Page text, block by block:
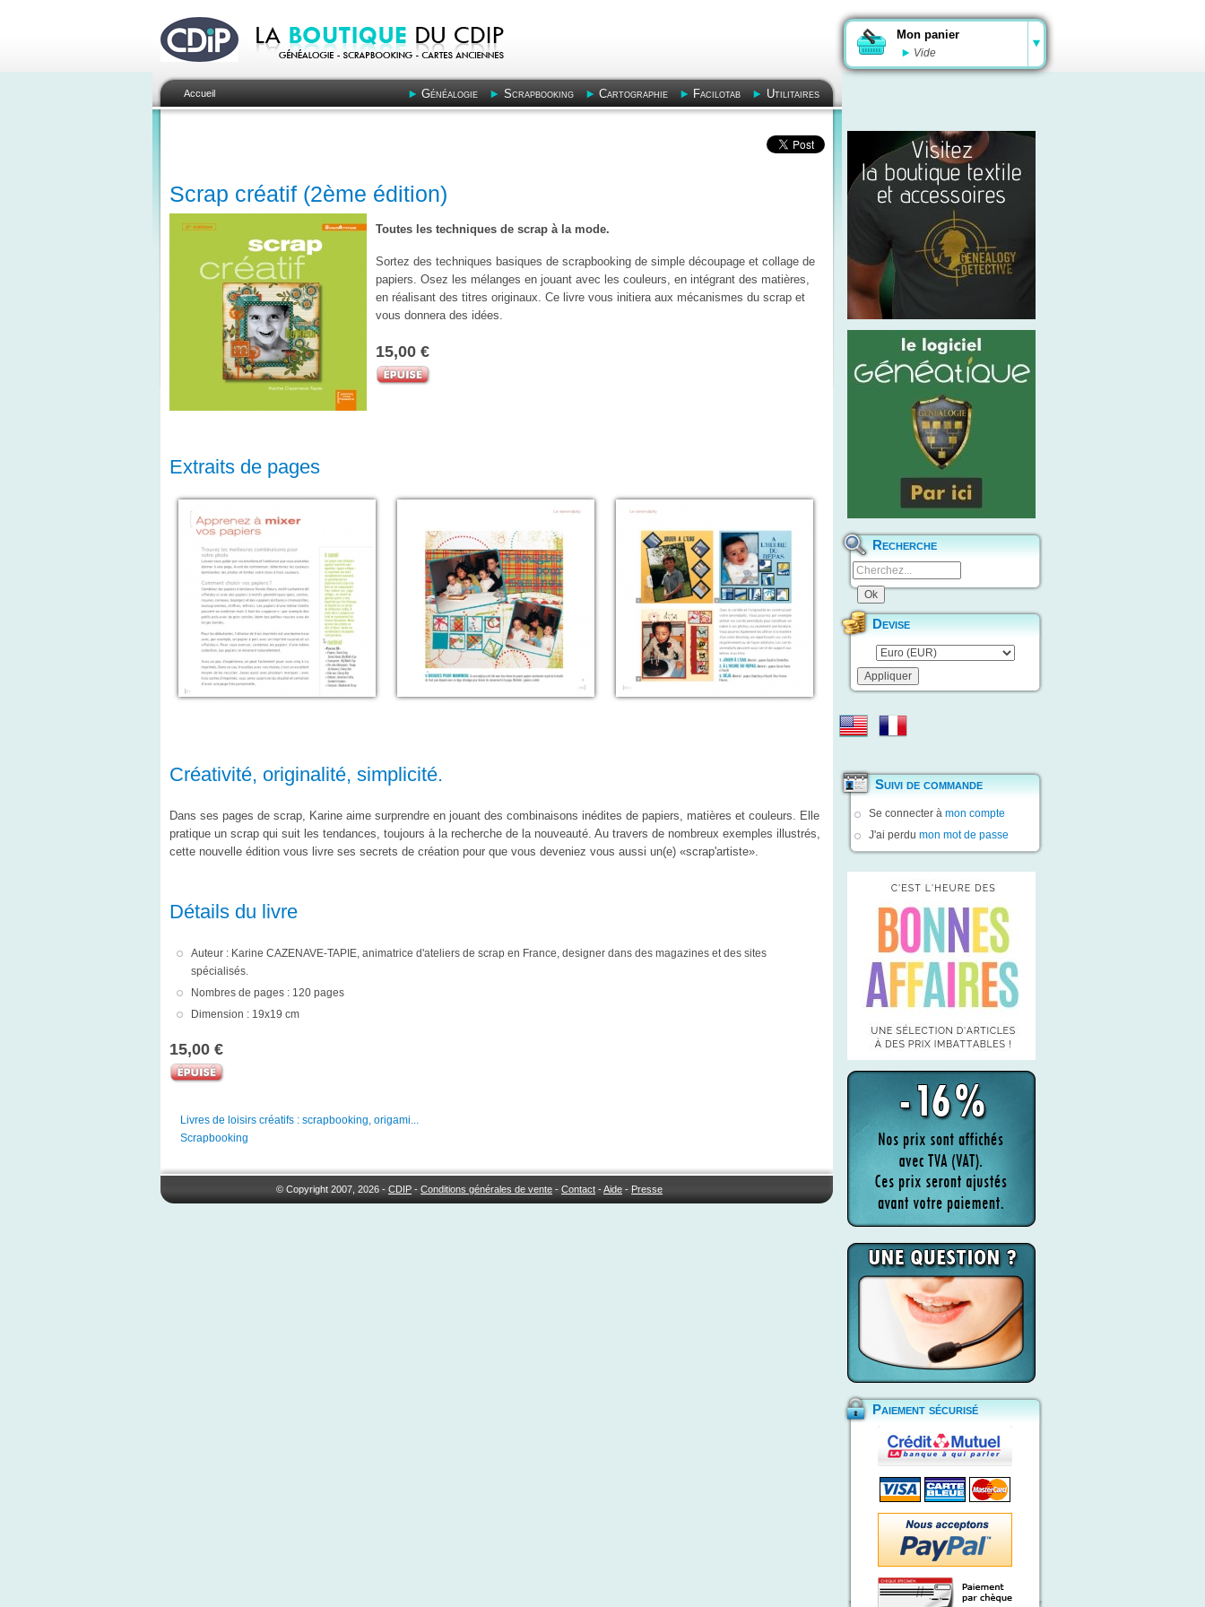
Mon panier
Vide
Accueil Généalogie Scrapbooking Cartographie Facilotab Utilitaires
Scrap créatif (2ème édition)
Toutes les techniques de scrap à la mode.
Sortez des techniques basiques de scrapbooking de simple découpage et collage de
papiers. Osez les mélanges en jouant avec les couleurs, en intégrant des matières,
en réalisant des titres originaux. Ce livre vous initiera aux mécanismes du scrap et
vous donnera des idées.
15,00 €
Extraits de pages
Créativité, originalité, simplicité.
Dans ses pages de scrap, Karine aime surprendre en jouant des combinaisons inédites de papiers, matières et couleurs. Elle
pratique un scrap qui suit les tendances, toujours à la recherche de la nouveauté. Au travers de nombreux exemples illustrés,
cette nouvelle édition vous livre ses secrets de création pour que vous deveniez vous aussi un(e) «scrap'artiste».
Détails du livre
Auteur : Karine CAZENAVE-TAPIE, animatrice d'ateliers de scrap en France, designer dans des magazines et des sites
spécialisés.
Nombres de pages : 120 pages
Dimension : 19x19 cm
15,00 €
Livres de loisirs créatifs : scrapbooking, origami...
Scrapbooking
© Copyright 2007, 2026 -CDIP -Conditions générales de vente -Contact -Aide - Presse
Recherche
Devise
Suivi de commande
Se connecter à mon compte
J'ai perdu mon mot de passe
Paiement sécurisé